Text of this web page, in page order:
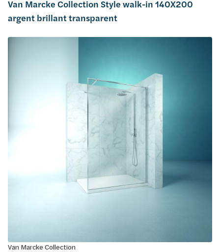
Van Marcke Collection Style walk-in 140X200
argent brillant transparent
Van Marcke Collection